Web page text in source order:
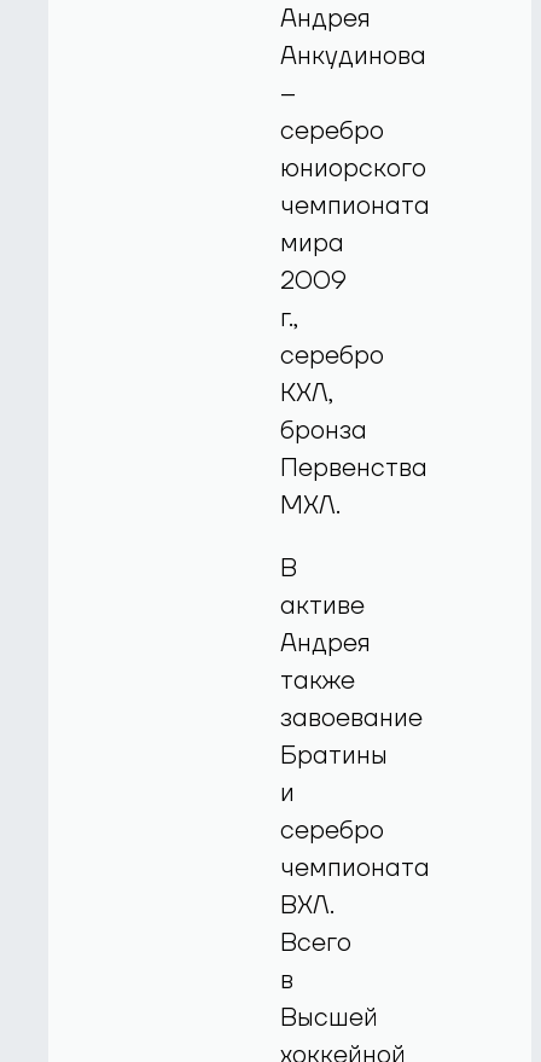
Андрея
Анкудинова
–
серебро
юниорского
чемпионата
мира
2009
г.,
серебро
КХЛ,
бронза
Первенства
МХЛ.
В
активе
Андрея
также
завоевание
Братины
и
серебро
чемпионата
ВХЛ.
Всего
в
Высшей
хоккейной